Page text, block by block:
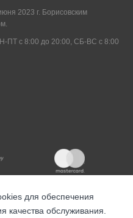
2023 г. Борисовским
ПТ с 8:00 до 20:00, СБ-ВС с 8:00
для обеспечения
качества обслуживания.